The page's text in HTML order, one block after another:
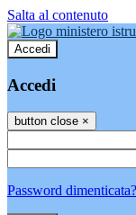
Salta al contenuto
Accedi
Accedi
button close ×
Password dimenticata?